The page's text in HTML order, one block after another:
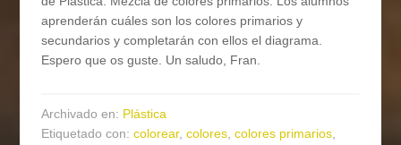
aprenderán cuáles son los colores primarios y
secundarios y completarán con ellos el diagrama.
Espero que os guste. Un saludo, Fran.
Archivado en: Plástica
Etiquetado con:colorear,colores,colores primarios,